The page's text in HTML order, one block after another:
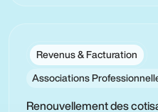
Revenus & Facturation
Associations
Renouvellement des